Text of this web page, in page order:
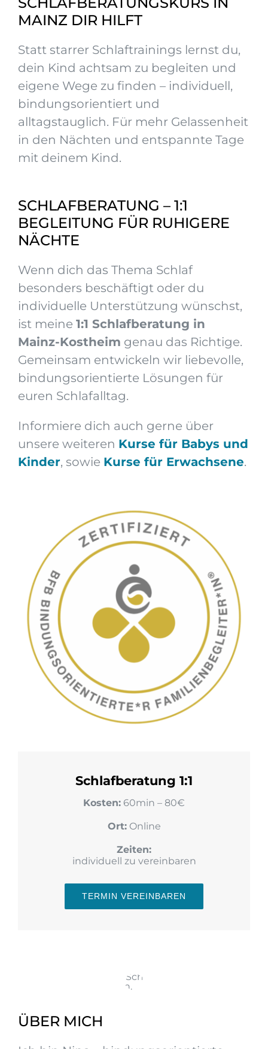
MAINZ DIR HILFT
Statt starrer Schlaftrainings lernst du,
dein Kind achtsam zu begleiten und
eigene Wege zu finden – individuell,
bindungsorientiert und
alltagstauglich. Für mehr Gelassenheit
in den Nächten und entspannte Tage
mit deinem Kind.
SCHLAFBERATUNG – 1:1
BEGLEITUNG FÜR RUHIGERE
NÄCHTE
Wenn dich das Thema Schlaf
besonders beschäftigt oder du
individuelle Unterstützung wünschst,
ist meine 1:1 Schlafberatung in
Mainz-Kostheim genau das Richtige.
Gemeinsam entwickeln wir liebevolle,
bindungsorientierte Lösungen für
euren Schlafalltag.
Informiere dich auch gerne über
unsere weiteren Kurse für Babys und
Kinder, sowie Kurse für Erwachsene.
Schlafberatung 1:1
Kosten: 60min – 80€
Ort:Online
Zeiten:
individuell zu vereinbaren
TERMIN VEREINBAREN
ÜBER MICH